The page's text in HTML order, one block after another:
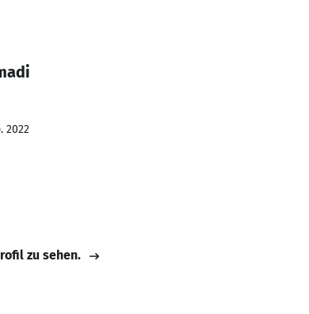
2022
zu sehen.